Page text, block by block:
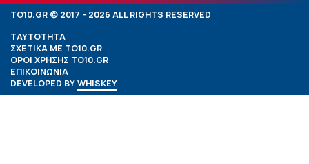
TO10.GR © 2017 - 2026 ALL RIGHTS RESERVED
ΤΑΥΤΟΤΗΤΑ
ΣΧΕΤΙΚΑ ΜΕ TO10.GR
ΟΡΟΙ ΧΡΗΣΗΣ TO10.GR
ΕΠΙΚΟΙΝΩΝΙΑ
DEVELOPED BYWHISKEY